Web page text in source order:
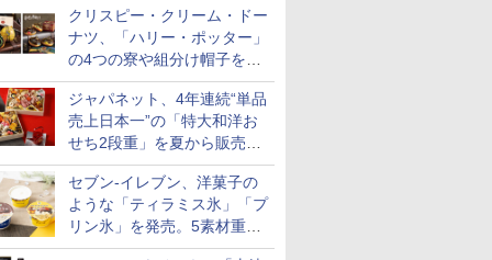
クリスピー・クリーム・ドー
ナツ、「ハリー・ポッター」
の4つの寮や組分け帽子をイ
メージしたドーナツなど発売
ジャパネット、4年連続“単品
売上日本一”の「特大和洋お
せち2段重」を夏から販売。
73品・年越しそば付き
セブン-イレブン、洋菓子の
ような「ティラミス氷」「プ
リン氷」を発売。5素材重ね
と2層仕立ての濃厚な味わい